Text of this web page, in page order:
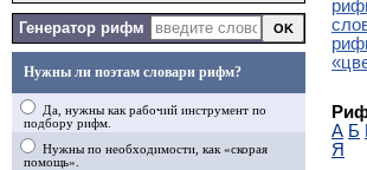
Генератор рифм
Нужны ли поэтам словари рифм?
Да, нужны как рабочий инструмент по
подбору рифм.
Нужны по необходимости, как «скорая
помощь».
А Б
Я